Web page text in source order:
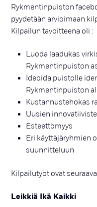
Rykmentinpuiston
pyydetään arvioimaan
Kilpailun tavoitteena oli :
Luoda laadukas
Rykmentinpuiston
Ideoida puistolle
Rykmentinpuiston
Kustannustehokas
Uusien
Esteettömyys
Eri käyttäjäryhmien
suunnitteluun
Kilpailutyöt ovat
Leikkiä Ikä Kaikki